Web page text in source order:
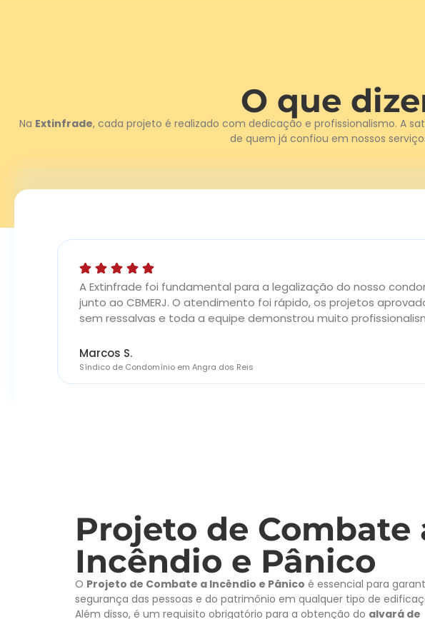
O que
Na Extinfrade, cada projeto é realizado com dedicação e profissionalismo. A
de quem já confiou em nossos
Marcos S.
Síndico de Condomínio em Angra dos Reis
A Extinfrade foi fundamental para a legalização do nosso
junto ao CBMERJ. O atendimento foi rápido, os projetos
sem ressalvas e toda a equipe demonstrou muito
Projeto de Combate
Incêndio e Pânico
O Projeto de Combate a Incêndio e Pânico é essencial para
segurança das pessoas e do patrimônio em qualquer tipo de
Além disso, é um requisito obrigatório para a obtenção do alvará de